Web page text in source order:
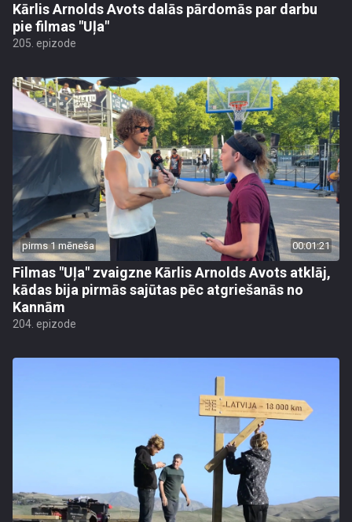
Kārlis Arnolds Avots dalās pārdomās par darbu
pie filmas "Uļa"
205. epizode
pirms 1 mēneša 00:01:21
Filmas "Uļa" zvaigzne Kārlis Arnolds Avots atklāj,
kādas bija pirmās sajūtas pēc atgriešanās no
Kannām
204. epizode